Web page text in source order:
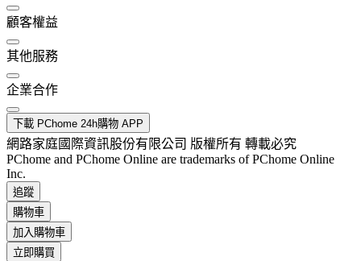
顧客權益
其他服務
企業合作
下載 PChome 24h購物 APP
網路家庭國際資訊股份有限公司 版權所有 轉載必究
PChome and PChome Online are trademarks of PChome Online
Inc.
追蹤
購物車
加入購物車
立即購買